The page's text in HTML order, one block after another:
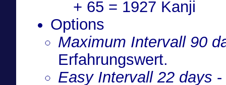
+ 65 = 1927 Kanji
Options
Maximum Intervall 90
Erfahrungswert.
Easy Intervall 22 days -